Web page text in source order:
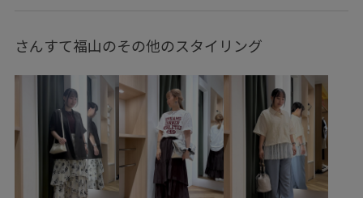
スカラップレース スカート スッキリ
ストレスフリー スーツ セット
セットアップ対象商品 タック デニム合わせ
ドッキングデザイン ナイロン フェイクレザー
フレンチスリーブ プリーツスカート マニッシュ
さんすて福山のその他のスタイリング